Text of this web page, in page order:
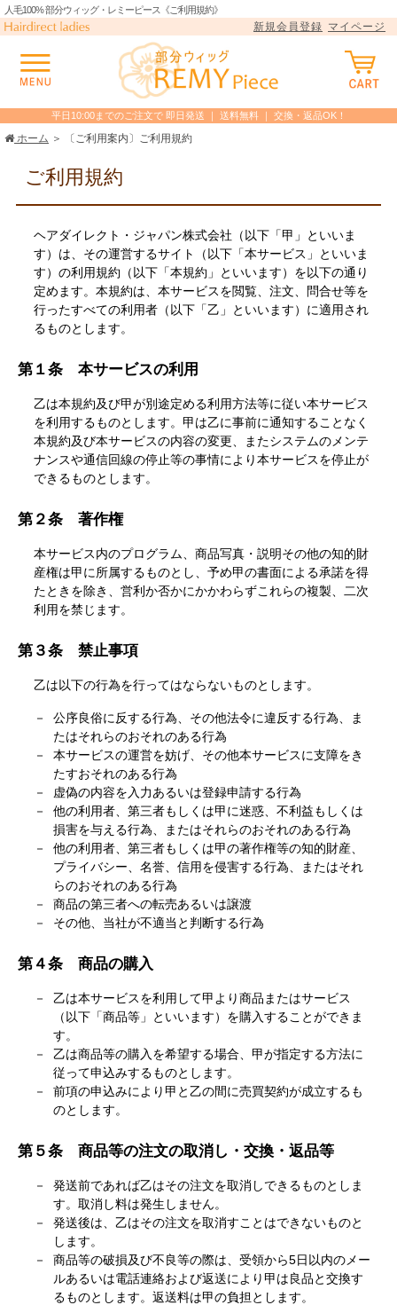
人毛100% 部分ウィッグ・レミーピース《ご利用規約》
新規会員登録 マイページ
平日10:00までのご注文で 即日発送 ｜ 送料無料 ｜ 交換・返品OK！
ホーム ＞ 〔ご利用案内〕ご利用規約
ご利用規約
ヘアダイレクト・ジャパン株式会社（以下「甲」といいま
す）は、その運営するサイト（以下「本サービス」といいま
す）の利用規約（以下「本規約」といいます）を以下の通り
定めます。本規約は、本サービスを閲覧、注文、問合せ等を
行ったすべての利用者（以下「乙」といいます）に適用され
るものとします。
第１条 本サービスの利用
乙は本規約及び甲が別途定める利用方法等に従い本サービス
を利用するものとします。甲は乙に事前に通知することなく
本規約及び本サービスの内容の変更、またシステムのメンテ
ナンスや通信回線の停止等の事情により本サービスを停止が
できるものとします。
第２条 著作権
本サービス内のプログラム、商品写真・説明その他の知的財
産権は甲に所属するものとし、予め甲の書面による承諾を得
たときを除き、営利か否かにかかわらずこれらの複製、二次
利用を禁じます。
第３条 禁止事項
乙は以下の行為を行ってはならないものとします。
公序良俗に反する行為、その他法令に違反する行為、ま
たはそれらのおそれのある行為
本サービスの運営を妨げ、その他本サービスに支障をき
たすおそれのある行為
虚偽の内容を入力あるいは登録申請する行為
他の利用者、第三者もしくは甲に迷惑、不利益もしくは
損害を与える行為、またはそれらのおそれのある行為
他の利用者、第三者もしくは甲の著作権等の知的財産、
プライバシー、名誉、信用を侵害する行為、またはそれ
らのおそれのある行為
商品の第三者への転売あるいは譲渡
その他、当社が不適当と判断する行為
第４条 商品の購入
乙は本サービスを利用して甲より商品またはサービス
（以下「商品等」といいます）を購入することができま
す。
乙は商品等の購入を希望する場合、甲が指定する方法に
従って申込みするものとします。
前項の申込みにより甲と乙の間に売買契約が成立するも
のとします。
第５条 商品等の注文の取消し・交換・返品等
発送前であれば乙はその注文を取消しできるものとしま
す。取消し料は発生しません。
発送後は、乙はその注文を取消すことはできないものと
します。
商品等の破損及び不良等の際は、受領から5日以内のメー
ルあるいは電話連絡および返送により甲は良品と交換す
るものとします。返送料は甲の負担とします。